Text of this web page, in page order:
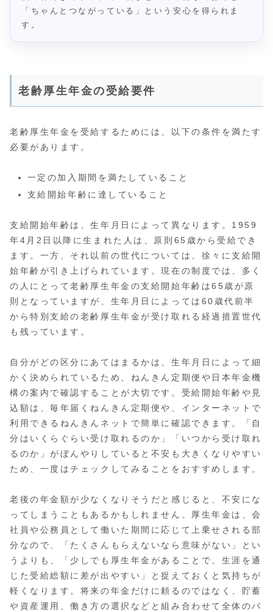
「ちゃんとつながっている」という安心を得られま
す。
老齢厚生年金の受給要件
老齢厚生年金を受給するためには、以下の条件を満たす
必要があります。
一定の加入期間を満たしていること
支給開始年齢に達していること
支給開始年齢は、生年月日によって異なります。1959
年4月2日以降に生まれた人は、原則65歳から受給でき
ます。一方、それ以前の世代については、徐々に支給開
始年齢が引き上げられています。現在の制度では、多く
の人にとって老齢厚生年金の支給開始年齢は65歳が原
則となっていますが、生年月日によっては60歳代前半
から特別支給の老齢厚生年金が受け取れる経過措置世代
も残っています。
自分がどの区分にあてはまるかは、生年月日によって細
かく決められているため、ねんきん定期便や日本年金機
構の案内で確認することが大切です。受給開始年齢や見
込額は、毎年届くねんきん定期便や、インターネットで
利用できるねんきんネットで簡単に確認できます。「自
分はいくらぐらい受け取れるのか」「いつから受け取れ
るのか」がぼんやりしていると不安も大きくなりやすい
ため、一度はチェックしてみることをおすすめします。
老後の年金額が少なくなりそうだと感じると、不安にな
ってしまうこともあるかもしれません。厚生年金は、会
社員や公務員として働いた期間に応じて上乗せされる部
分なので、「たくさんもらえないなら意味がない」とい
うよりも、「少しでも厚生年金があることで、生涯を通
じた受給総額に差が出やすい」と捉えておくと気持ちが
軽くなります。将来の年金だけに頼るのではなく、貯蓄
や資産運用、働き方の選択などと組み合わせて全体のバ